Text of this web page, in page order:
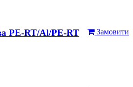
Замовити
PE-RT/Al/PE-RT